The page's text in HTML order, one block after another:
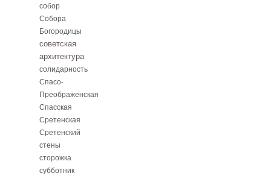
собор
Собора
Богородицы
советская
архитектура
солидарность
Спасо-
Преображенская
Спасская
Сретенская
Сретенский
стены
сторожка
субботник